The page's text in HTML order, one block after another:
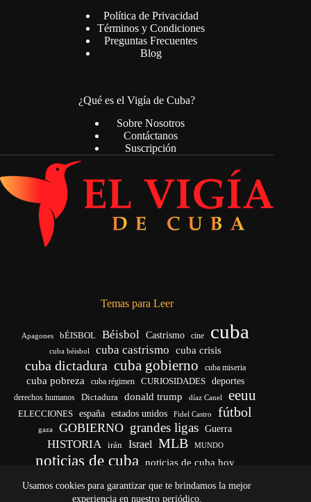
Usamos cookies para garantizar que te brindamos la mejor
experiencia en nuestro periódico.
Política de Privacidad
Términos y Condiciones
Preguntas Frecuentes
Blog
¿Qué es el Vigía de Cuba?
Sobre Nosotros
Contáctanos
Suscripción
Temas para Leer
Apagones bÉISBOL Béisbol Castrismo cine cuba
cuba béisbol cuba castrismo cuba crisis
cuba dictadura cuba gobierno cuba miseria
cuba pobreza cuba régimen CURIOSIDADES deportes
derechos humanos Dictadura donald trump díaz Canel eeuu
ELECCIONES españa estados unidos Fidel Castro fútbol
gaza GOBIERNO grandes ligas Guerra
HISTORIA irán Israel MLB MUNDO
noticias de cuba
noticias de cuba hoy
vida yankees